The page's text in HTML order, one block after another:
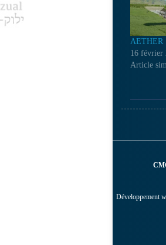
AETHER
16 février
Article
Développement